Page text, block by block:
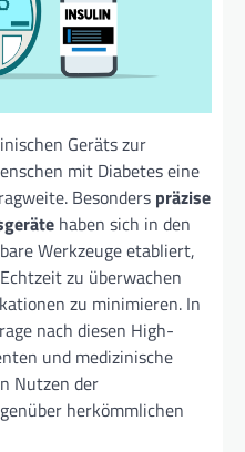
Geräts zur
mit Diabetes eine
Besonders präzise
haben sich in den
Werkzeuge etabliert,
zu überwachen
zu minimieren. In
nach diesen High-
und medizinische
Nutzen der
herkömmlichen